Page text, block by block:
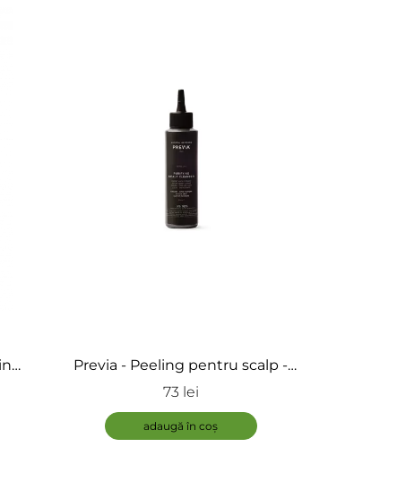
Previa - Peeling pentru scalp -
Purifying Scalp Cleanser
73 lei
adaugă în coș